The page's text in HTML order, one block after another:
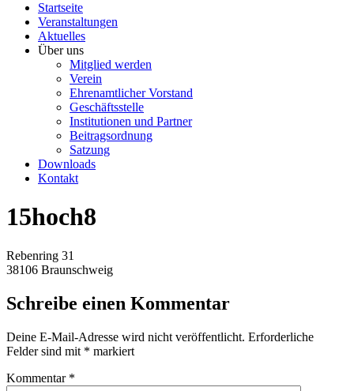
Startseite
Veranstaltungen
Aktuelles
Über uns
Mitglied werden
Verein
Ehrenamtlicher Vorstand
Geschäftsstelle
Institutionen und Partner
Beitragsordnung
Satzung
Downloads
Kontakt
15hoch8
Rebenring 31
38106 Braunschweig
Schreibe einen Kommentar
Deine E-Mail-Adresse wird nicht veröffentlicht. Erforderliche
Felder sind mit * markiert
Kommentar *